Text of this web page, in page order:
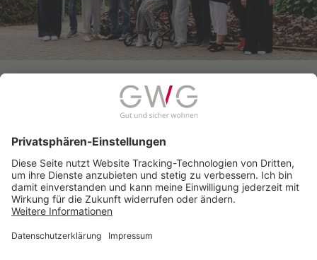
zur aktuellen Ausgabe
© 2026 Gemeinnützige Wohnungsbaugenossenschaft
Schwerte eG
Seitenanfang
Anfahrt Impressum Datenschutz